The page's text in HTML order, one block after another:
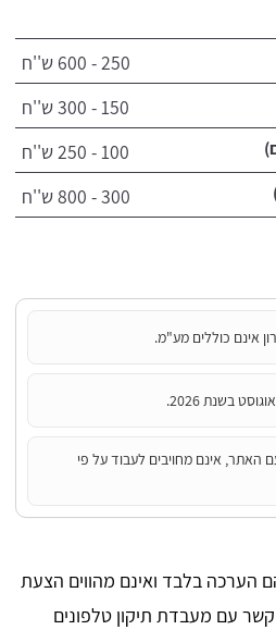
250 - 600 ש''ח
150 - 300 ש''ח
100 - 250 ש''ח
300 - 800 ש''ח
אינם כוללים מע"מ.
בשנת 2026.
האתר, אינם מחויבים לעבוד על פי
הערכה בלבד ואינם מהווים הצעת
עם מעבדת תיקון טלפונים